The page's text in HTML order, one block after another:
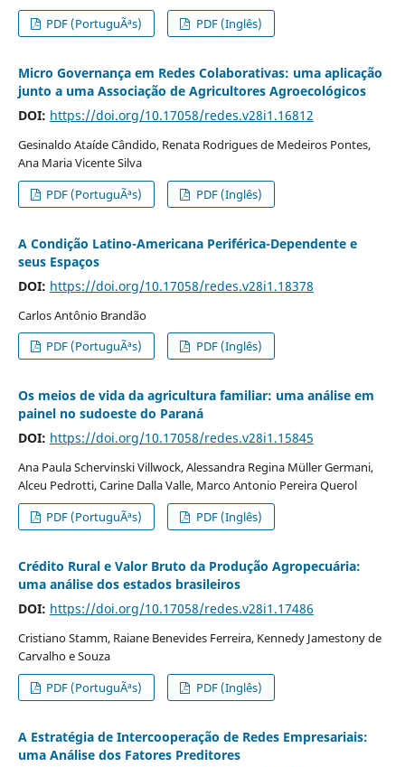
PDF (PortuguÃªs) PDF (Inglês)
Micro Governança em Redes Colaborativas: uma aplicação
junto a uma Associação de Agricultores Agroecológicos
DOI: https://doi.org/10.17058/redes.v28i1.16812
Gesinaldo Ataíde Cândido, Renata Rodrigues de Medeiros Pontes,
Ana Maria Vicente Silva
PDF (PortuguÃªs)
PDF (Inglês)
A Condição Latino-Americana Periférica-Dependente e
seus Espaços
DOI: https://doi.org/10.17058/redes.v28i1.18378
Carlos Antônio Brandão
PDF (PortuguÃªs)
PDF (Inglês)
Os meios de vida da agricultura familiar: uma análise em
painel no sudoeste do Paraná
DOI: https://doi.org/10.17058/redes.v28i1.15845
Ana Paula Schervinski Villwock, Alessandra Regina Müller Germani,
Alceu Pedrotti, Carine Dalla Valle, Marco Antonio Pereira Querol
PDF (PortuguÃªs)
PDF (Inglês)
Crédito Rural e Valor Bruto da Produção Agropecuária:
uma análise dos estados brasileiros
DOI: https://doi.org/10.17058/redes.v28i1.17486
Cristiano Stamm, Raiane Benevides Ferreira, Kennedy Jamestony de
Carvalho e Souza
PDF (PortuguÃªs)
PDF (Inglês)
A Estratégia de Intercooperação de Redes Empresariais:
uma Análise dos Fatores Preditores